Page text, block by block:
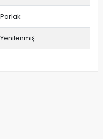
Parlak
Yenilenmiş